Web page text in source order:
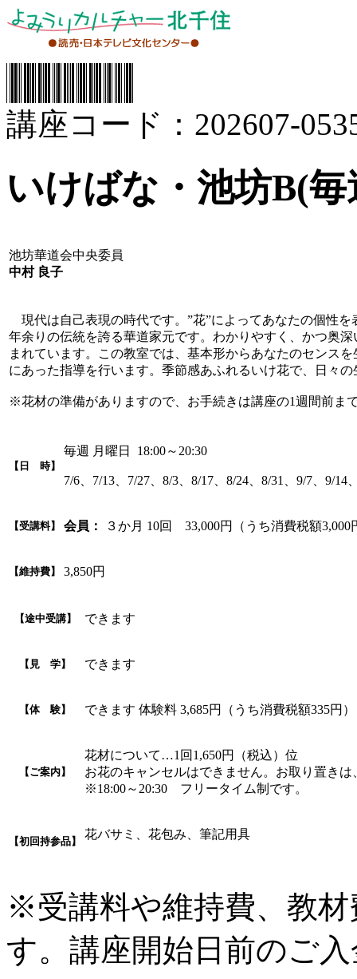
講座コード：202607-
いけばな・池坊B(毎
池坊華道会中央委員
中村 良子
現代は自己表現の時代です。”花”によってあなたの個性
年余りの伝統を誇る華道家元です。わかりやすく、かつ奥
まれています。この教室では、基本形からあなたのセンス
にあった指導を行います。季節感あふれるいけ花で、日々
※花材の準備がありますので、お手続きは講座の1週間前ま
【日 時】
毎週 月曜日 18:00～20:30
7/6、7/13、7/27、8/3、8/17、8/24、8/31、9/7、9/14
【受講料】 会員： ３か月 10回 33,000円（うち消費税額3,000
【維持費】 3,850円
【途中受講】 できます
【見 学】 できます
【体 験】 できます 体験料 3,685円（うち消費税額335
【ご案内】
花材について…1回1,650円（税込）位
お花のキャンセルはできません。お取り置き
※18:00～20:30 フリータイム制です。
【初回持参品】
花バサミ、花包み、筆記用具
※受講料や維持費、教
す。講座開始日前のご